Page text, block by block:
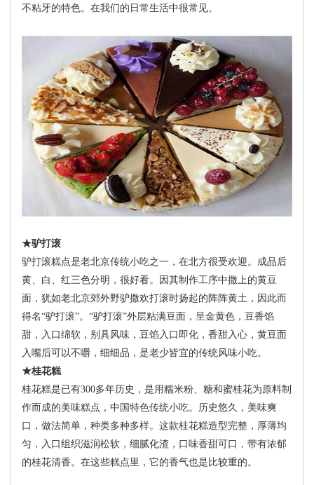
不粘牙的特色。在我们的日常生活中很常见。
★驴打滚
驴打滚糕点是老北京传统小吃之一，在北方很受欢迎。成品后
黄、白、红三色分明，很好看。因其制作工序中撒上的黄豆
面，犹如老北京郊外野驴撒欢打滚时扬起的阵阵黄土，因此而
得名“驴打滚”。“驴打滚”外层粘满豆面，呈金黄色，豆香馅
甜，入口绵软，别具风味，豆馅入口即化，香甜入心，黄豆面
入嘴后可以不嚼，细细品，是老少皆宜的传统风味小吃。
★桂花糕
桂花糕是已有300多年历史，是用糯米粉、糖和蜜桂花为原料制
作而成的美味糕点，中国特色传统小吃。历史悠久，美味爽
口，做法简单，种类多种多样。这款桂花糕造型完整，厚薄均
匀，入口组织滋润松软，细腻化渣，口味香甜可口，带有浓郁
的桂花清香。在这些糕点里，它的香气也是比较重的。